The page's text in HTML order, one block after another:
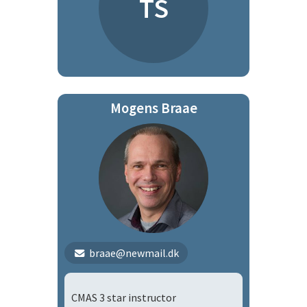
TS
Mogens Braae
braae@newmail.dk
CMAS 3 star instructor